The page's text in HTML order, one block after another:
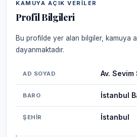
KAMUYA AÇIK VERILER
Profil Bilgileri
Bu profilde yer alan bilgiler, kamuya
dayanmaktadır.
AD SOYAD Av. Sevim
BARO İstanbul
ŞEHIR İstanbul